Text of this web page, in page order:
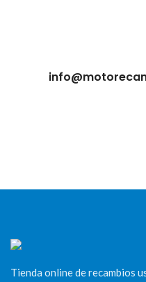
Tienda online de recambios